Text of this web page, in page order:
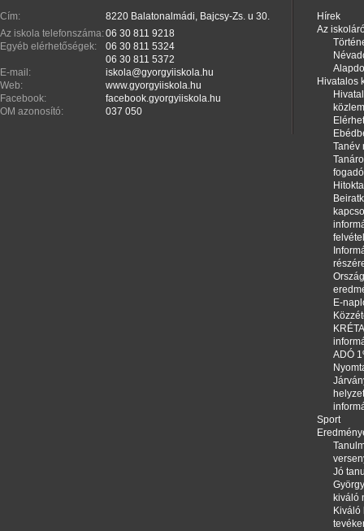
Cím:
8220 Balatonalmádi, Bajcsy-Zs. u 30.
Az iskola telefonszáma:06 30 811 9218
Egyéb elérhetőségek:
06 30 811 5324
06 30 811 5372
E-mail:
iskola@gyorgyiiskola.hu
Web:
www.gyorgyiiskola.hu
Facebook:
facebook.gyorgyiiskola.hu
OM azonosító:
037 050
Hírek
Az
Hivatalos
Tanév
E-
ADÓ
Sport
Jó
kiváló
Kiváló